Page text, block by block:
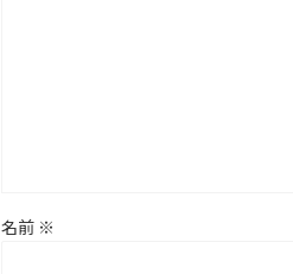
名前 ※